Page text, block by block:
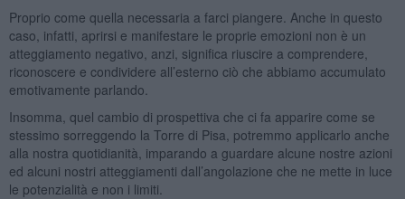
Proprio come quella necessaria a farci piangere. Anche in questo
caso, infatti, aprirsi e manifestare le proprie emozioni non è un
atteggiamento negativo, anzi, significa riuscire a comprendere,
riconoscere e condividere all’esterno ciò che abbiamo accumulato
emotivamente parlando.
Insomma, quel cambio di prospettiva che ci fa apparire come se
stessimo sorreggendo la Torre di Pisa, potremmo applicarlo anche
alla nostra quotidianità, imparando a guardare alcune nostre azioni
ed alcuni nostri atteggiamenti dall’angolazione che ne mette in luce
le potenzialità e non i limiti.